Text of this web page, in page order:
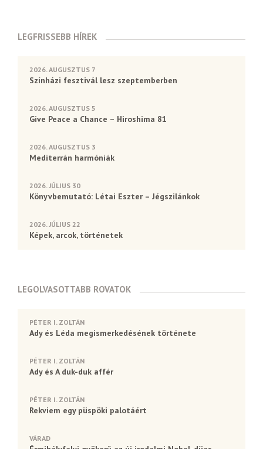
LEGFRISSEBB HÍREK
2026. AUGUSZTUS 7
Színházi fesztivál lesz szeptemberben
2026. AUGUSZTUS 5
Give Peace a Chance – Hiroshima 81
2026. AUGUSZTUS 3
Mediterrán harmóniák
2026. JÚLIUS 30
Könyvbemutató: Létai Eszter – Jégszilánkok
2026. JÚLIUS 22
Képek, arcok, történetek
LEGOLVASOTTABB ROVATOK
PÉTER I. ZOLTÁN
Ady és Léda megismerkedésének története
PÉTER I. ZOLTÁN
Ady és A duk-duk affér
PÉTER I. ZOLTÁN
Rekviem egy püspöki palotáért
VÁRAD